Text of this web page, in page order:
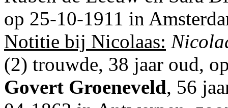
op 25-10-1911 in
Notitie bij Nicolaas:
(2) trouwde, 38 jaar oud,
Govert Groeneveld, 56